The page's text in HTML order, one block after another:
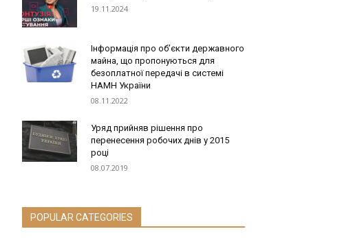
19.11.2024
Інформація про об’єкти державного
майна, що пропонуються для
безоплатної передачі в системі
НАМН України
08.11.2022
Уряд прийняв рішення про
перенесення робочих днів у 2015
році
08.07.2019
POPULAR CATEGORIES